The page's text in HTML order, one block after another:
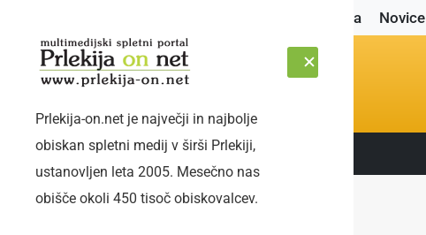
Naslovnica Novice
PETEK, 7. AVGUST 2026 Sledite nam:
Prlekija-on.net je največji in najbolje
obiskan spletni medij v širši Prlekiji,
ustanovljen leta 2005. Mesečno nas
obišče okoli 450 tisoč obiskovalcev.